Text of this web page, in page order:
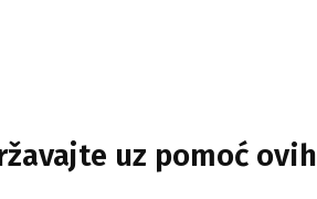
uz pomoć ovih